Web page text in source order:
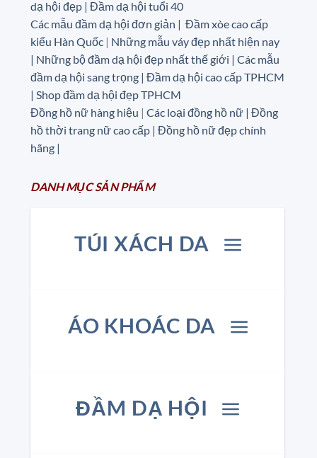
dạ hội đẹp | Đầm dạ hội tuổi 40
Các mẫu đầm dạ hội đơn giản | Đầm xòe cao cấp
kiểu Hàn Quốc | Những mẫu váy đẹp nhất hiện nay
| Những bộ đầm dạ hội đẹp nhất thế giới | Các mẫu
đầm dạ hội sang trọng | Đầm dạ hội cao cấp TPHCM
| Shop đầm dạ hội đẹp TPHCM
Đồng hồ nữ hàng hiệu | Các loại đồng hồ nữ | Đồng
hồ thời trang nữ cao cấp | Đồng hồ nữ đẹp chính
hãng |
DANH MỤCSẢNPHẨM
TÚI XÁCH DA
ÁO KHOÁC DA
ĐẦM DẠ HỘI